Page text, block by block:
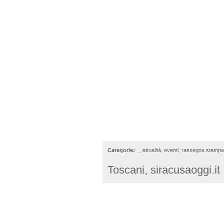
Categorie: attualità eventi rassegna stampa
Toscani, siracusaoggi.it